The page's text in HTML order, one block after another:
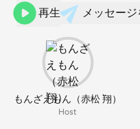
再生 メッセー
もんざえもん（赤松 翔）
Host